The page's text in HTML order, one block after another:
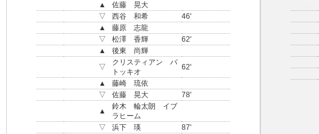
▲
佐藤 晃大
▽
西谷 和希
46'
▲
藤原 志龍
▽
松澤 香輝
62'
▲
後東 尚輝
▽
クリスティアン バ
トッキオ
62'
▲
藤崎 琉依
▽
佐藤 晃大
78'
▲
鈴木 輪太朗 イブ
ラヒーム
▽
浜下 瑛
87'